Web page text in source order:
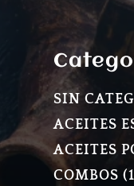
SIN
ACEITES
ACEITES
COMBOS